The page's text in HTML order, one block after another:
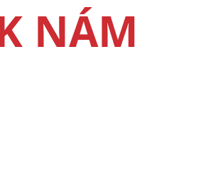
NÁM